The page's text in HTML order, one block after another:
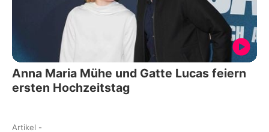
Anna Maria Mühe und Gatte Lucas feiern
ersten Hochzeitstag
Artikel -